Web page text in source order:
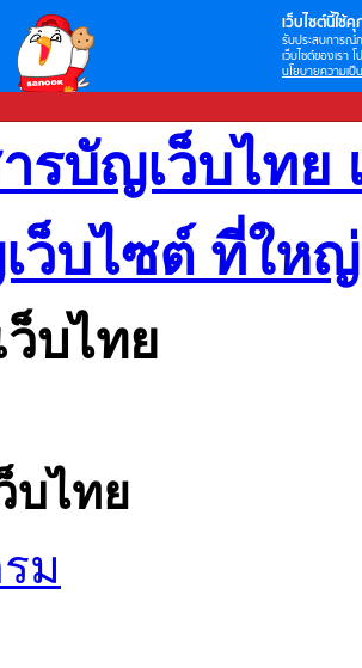
เว็บไซต์นี้ใช้คุ
รับประสบการณ์
เว็บไซต์ของเรา
นโยบายความเป็
รบัญเว็บไทย
ว็บไซต์ ที่ให
บไทย
บไทย
ม